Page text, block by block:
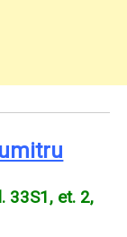
33S1, et. 2,